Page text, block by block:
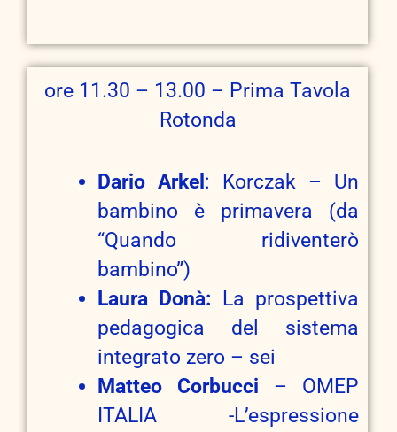
ore 11.30 – 13.00 – Prima Tavola
Rotonda
Dario Arkel : Korczak – Un
bambino è primavera (da
“Quando ridiventerò
bambino”)
Laura Donà: La prospettiva
pedagogica del sistema
integrato zero – sei
Matteo Corbucci – OMEP
ITALIA -L’espressione